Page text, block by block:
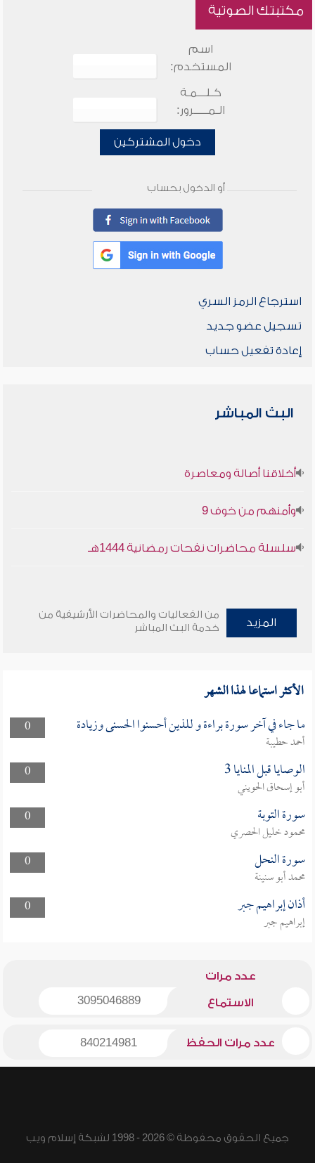
مكتبتك الصوتية
اسم
المستخدم:
كـلـــمـة
الـمـــــرور:
دخول المشتركين
أو الدخول بحساب
استرجاع الرمز السري
تسجيل عضو جديد
إعادة تفعيل حساب
البث المباشر
أخلاقنا أصالة ومعاصرة
وأمنهم من خوف 9
سلسلة محاضرات نفحات رمضانية 1444هـ
المزيد
من الفعاليات والمحاضرات الأرشيفية من
خدمة البث المباشر
الأكثر استماعا لهذا الشهر
0 ما جاء في آخر سورة براءة و للذين أحسنوا الحسنى وزيادة
أحمد حطيبة
0
الوصايا قبل المنايا 3
أبو إسحاق الحويني
0
سورة التوبة
محمود خليل الحصري
0
سورة النحل
محمد أبو سنينة
0
أذان إبراهيم جبر
إبراهيم جبر
عدد مرات
الاستماع 3095046889
عدد مرات الحفظ 840214981
جميع الحقوق محفوظة © 2026 - 1998 لشبكة إسلام ويب